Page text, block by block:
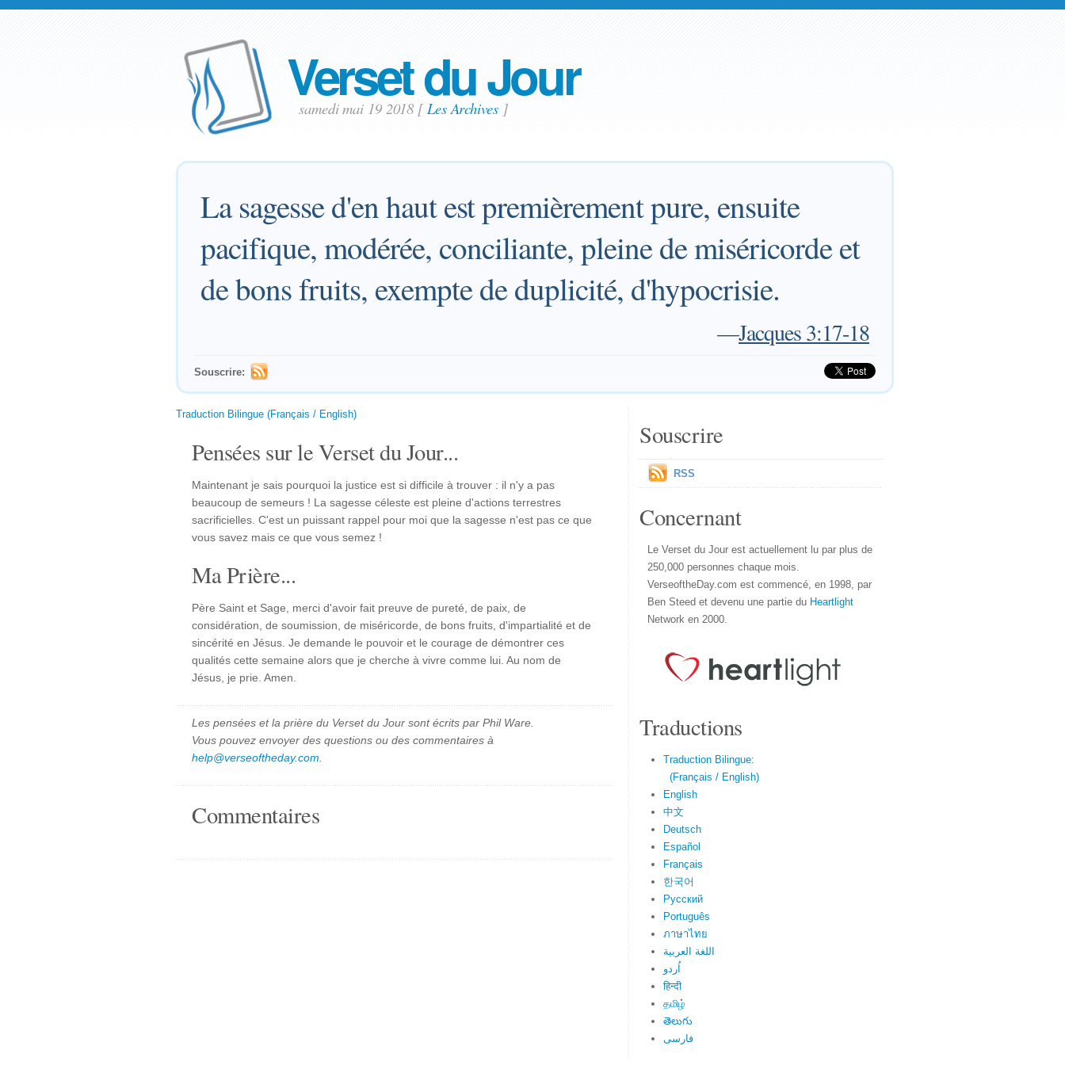
Verset du Jour
samedi mai 19 2018 [ Les Archives]
La sagesse d'en haut est premièrement pure, ensuite
pacifique, modérée, conciliante, pleine de miséricorde et
de bons fruits, exempte de duplicité, d'hypocrisie.
—Jacques 3:17-18
Souscrire:
Traduction Bilingue (Français / English)
Pensées sur le Verset du Jour...
Maintenant je sais pourquoi la justice est si difficile à trouver : il n'y a pas
beaucoup de semeurs ! La sagesse céleste est pleine d'actions terrestres
sacrificielles. C'est un puissant rappel pour moi que la sagesse n'est pas ce que
vous savez mais ce que vous semez !
Ma Prière...
Père Saint et Sage, merci d'avoir fait preuve de pureté, de paix, de
considération, de soumission, de miséricorde, de bons fruits, d'impartialité et de
sincérité en Jésus. Je demande le pouvoir et le courage de démontrer ces
qualités cette semaine alors que je cherche à vivre comme lui. Au nom de
Jésus, je prie. Amen.
Les pensées et la prière du Verset du Jour sont écrits par Phil Ware.
Vous pouvez envoyer des questions ou des commentaires à
help@verseoftheday.com
Commentaires
Souscrire
RSS
Concernant
Le Verset du Jour est actuellement lu par plus de
250,000 personnes chaque mois.
VerseoftheDay.com est commencé, en 1998, par
Ben Steed et devenu une partie du Heartlight
Network en 2000.
Traductions
Traduction Bilingue:
(Français / English)
English
中文
Deutsch
Español
Français
한국어
Русский
Português
ภาษาไทย
اللغة العربية
اُردو
हिन्दी
தமிழ்
తెలుగు
فارسی